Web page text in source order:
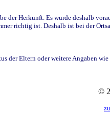
der Herkunft. Es wurde deshalb
richtig ist. Deshalb ist bei der
der Eltern oder weitere Angaben
©